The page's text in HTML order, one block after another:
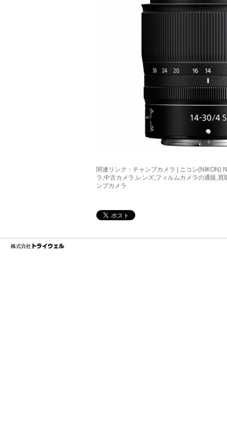
関連リンク： チャンプカメラ | ニコン(NIKON)
ラ,中古カメラ,レンズ,フィルムカメラの通販,
ンプカメラ